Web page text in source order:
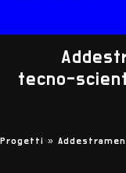
tecno-
Progetti »